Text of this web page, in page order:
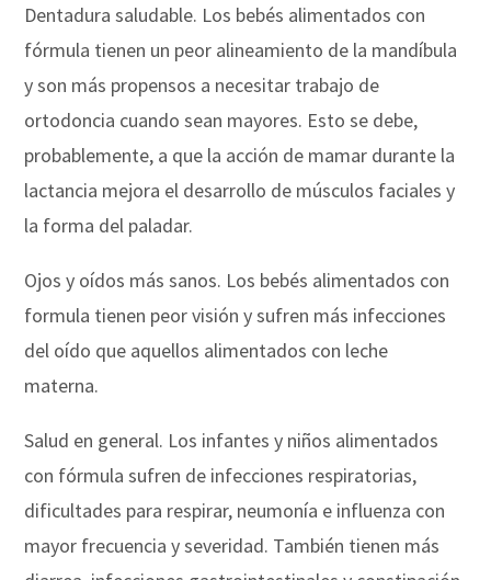
Dentadura saludable. Los bebés alimentados con
fórmula tienen un peor alineamiento de la mandíbula
y son más propensos a necesitar trabajo de
ortodoncia cuando sean mayores. Esto se debe,
probablemente, a que la acción de mamar durante la
lactancia mejora el desarrollo de músculos faciales y
la forma del paladar.
Ojos y oídos más sanos. Los bebés alimentados con
formula tienen peor visión y sufren más infecciones
del oído que aquellos alimentados con leche
materna.
Salud en general. Los infantes y niños alimentados
con fórmula sufren de infecciones respiratorias,
dificultades para respirar, neumonía e influenza con
mayor frecuencia y severidad. También tienen más